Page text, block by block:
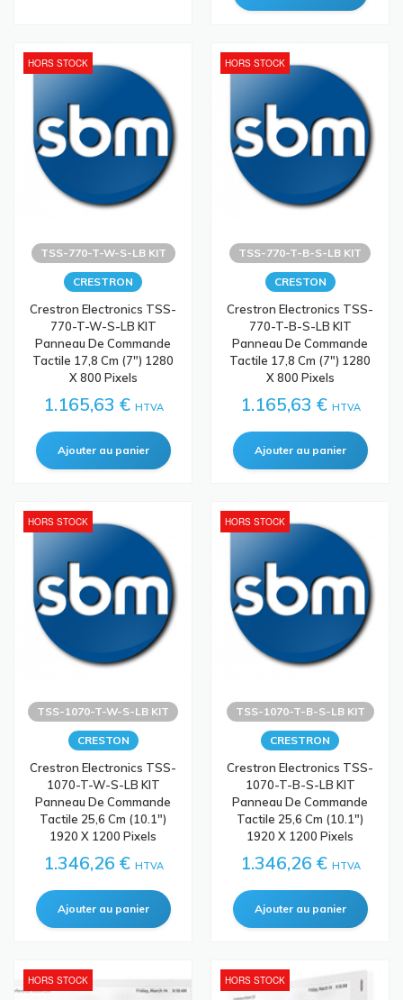
HORS STOCK
TSS-770-T-W-S-LB KIT
CRESTRON
Crestron Electronics TSS-
770-T-W-S-LB KIT
Panneau De Commande
Tactile 17,8 Cm (7") 1280
X 800 Pixels
1.165,63 € HTVA
HORS STOCK
TSS-770-T-B-S-LB KIT
CRESTON
Crestron Electronics TSS-
770-T-B-S-LB KIT
Panneau De Commande
Tactile 17,8 Cm (7") 1280
X 800 Pixels
1.165,63 € HTVA
HORS STOCK
TSS-1070-T-W-S-LB KIT
CRESTON
Crestron Electronics TSS-
1070-T-W-S-LB KIT
Panneau De Commande
Tactile 25,6 Cm (10.1")
1920 X 1200 Pixels
1.346,26 € HTVA
HORS STOCK
TSS-1070-T-B-S-LB KIT
CRESTRON
Crestron Electronics TSS-
1070-T-B-S-LB KIT
Panneau De Commande
Tactile 25,6 Cm (10.1")
1920 X 1200 Pixels
1.346,26 € HTVA
HORS STOCK HORS STOCK